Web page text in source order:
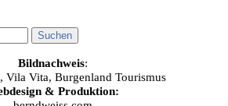
Bildnachweis:
Vila Vita, Burgenland Tourismus
& Produktion: